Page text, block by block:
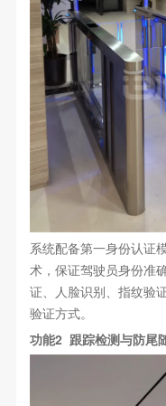
系统配备第一身份认证
术，保证驾驶员身份准
证、人脸识别、指纹验
验证方式。
功能2 跟踪检测与防尾